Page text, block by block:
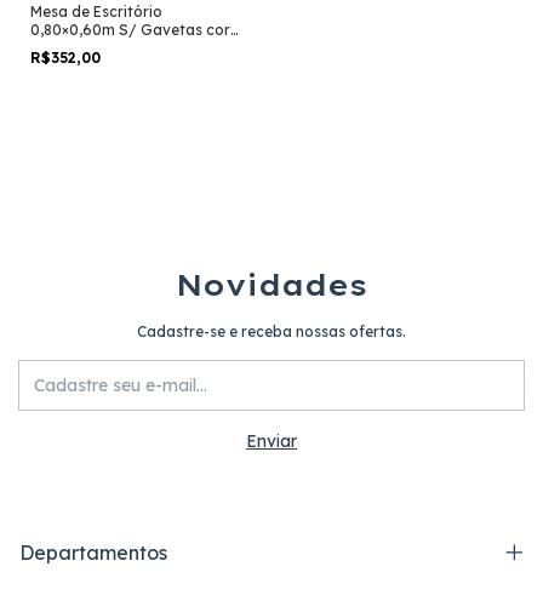
Mesa de Escritório
0,80×0,60m S/ Gavetas cor
Braga
R$352,00
Novidades
Cadastre-se e receba nossas ofertas.
Departamentos